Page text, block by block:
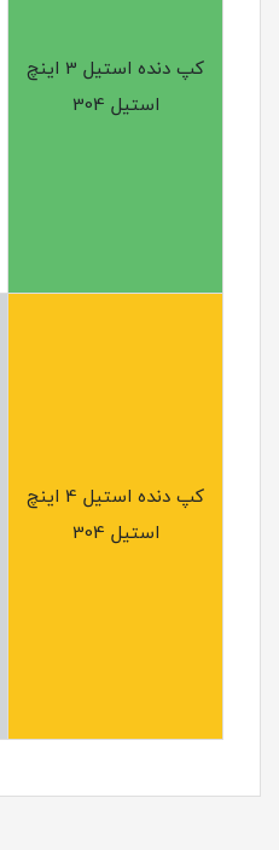
کپ دنده استیل 3 اینچ
استیل 304
کپ دنده استیل 4 اینچ
استیل 304